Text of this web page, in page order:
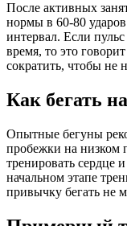
После активных
нормы в 60-80
интервал. Если
время, то это
сократить, чтобы не
Как бегать
Опытные бегуны
пробежки на низком
тренировать сердце
начальном этапе
привычку бегать не